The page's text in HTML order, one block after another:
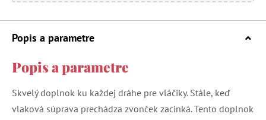
Popis a parametre
Popis a parametre
Skvelý doplnok ku každej dráhe pre vláčiky. Stále, keď
vlaková súprava prechádza zvonček zacinká. Tento doplnok